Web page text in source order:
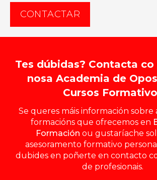
CONTACTAR
Tes dúbidas? Contacta
nosa Academia de
Cursos
Se queres máis información sobre
formacións que ofrecemos en
Formación ou gustaríache
asesoramento formativo
dubides en poñerte en contacto
de profesionais.